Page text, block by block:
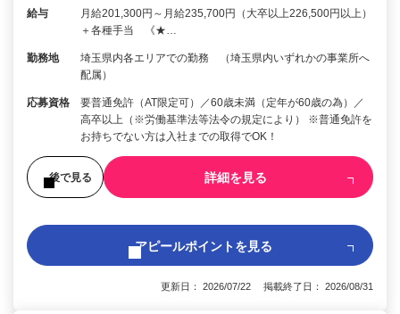
給与
月給201,300円～月給235,700円（大卒以上226,500円以上）
＋各種手当 《★…
勤務地
埼玉県内各エリアでの勤務 （埼玉県内いずれかの事業所へ
配属）
応募資格
要普通免許（AT限定可）／60歳未満（定年が60歳の為）／
高卒以上（※労働基準法等法令の規定により） ※普通免許を
お持ちでない方は入社までの取得でOK！
後で見る 詳細を見る
アピールポイントを見る
更新日： 2026/07/22 掲載終了日： 2026/08/31